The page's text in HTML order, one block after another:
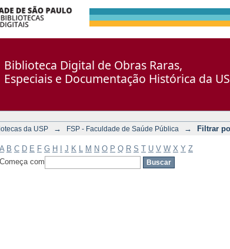
Biblioteca Digital de Obras Raras,
Especiais e Documentação Histórica da
da USP → FSP - Faculdade de Saúde Pública → Filtrar
A B C D E F G H J K M N O P Q R S T U V W X Y Z
Começa com